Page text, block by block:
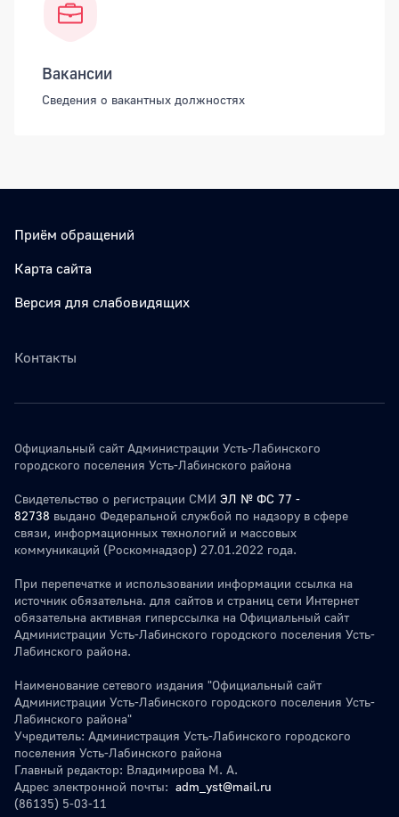
Вакансии
Сведения о вакантных должностях
Приём обращений
Карта сайта
Версия для слабовидящих
Контакты
Официальный сайт Администрации Усть-Лабинского
городского поселения Усть-Лабинского района
Свидетельство о регистрации СМИ ЭЛ № ФС 77 -
82738 выдано Федеральной службой по надзору в сфере
связи, информационных технологий и массовых
коммуникаций (Роскомнадзор) 27.01.2022 года.
При перепечатке и использовании информации ссылка на
источник обязательна. для сайтов и страниц сети Интернет
обязательна активная гиперссылка на Официальный сайт
Администрации Усть-Лабинского городского поселения Усть-
Лабинского района.
Наименование сетевого издания "Официальный сайт
Администрации Усть-Лабинского городского поселения Усть-
Лабинского района"
Учредитель: Администрация Усть-Лабинского городского
поселения Усть-Лабинского района
Главный редактор: Владимирова М. А.
Адрес электронной почты: adm_yst@mail.ru
(86135) 5-03-11